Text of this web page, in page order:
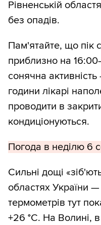
Рівненській
без опадів.
Пам'ятайте, що пік
приблизно на
сонячна
години лікарі
проводити в
кондиціонуються.
Погода в неділю 6
Сильні дощі
областях України
термометрів тут
+26 °С. На Волині, в